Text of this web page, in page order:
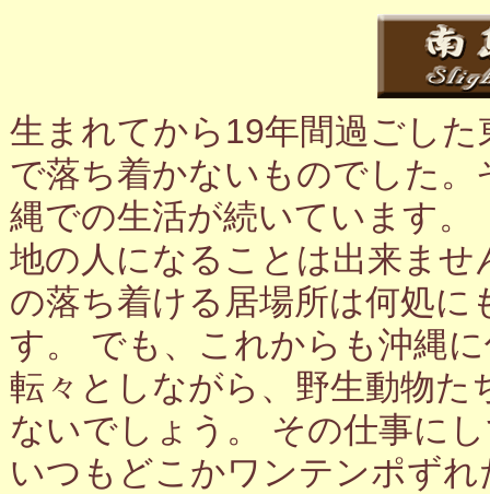
生まれてから19年間過ごし
で落ち着かないものでした
縄での生活が続いています
地の人になることは出来ま
の落ち着ける居場所は何処
す。 でも、これからも沖縄
転々としながら、野生動物
ないでしょう。 その仕事に
いつもどこかワンテンポず